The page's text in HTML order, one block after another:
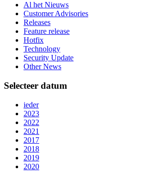
Al het Nieuws
Customer Advisories
Releases
Feature release
Hotfix
Technology
Security Update
Other News
Selecteer datum
ieder
2023
2022
2021
2017
2018
2019
2020